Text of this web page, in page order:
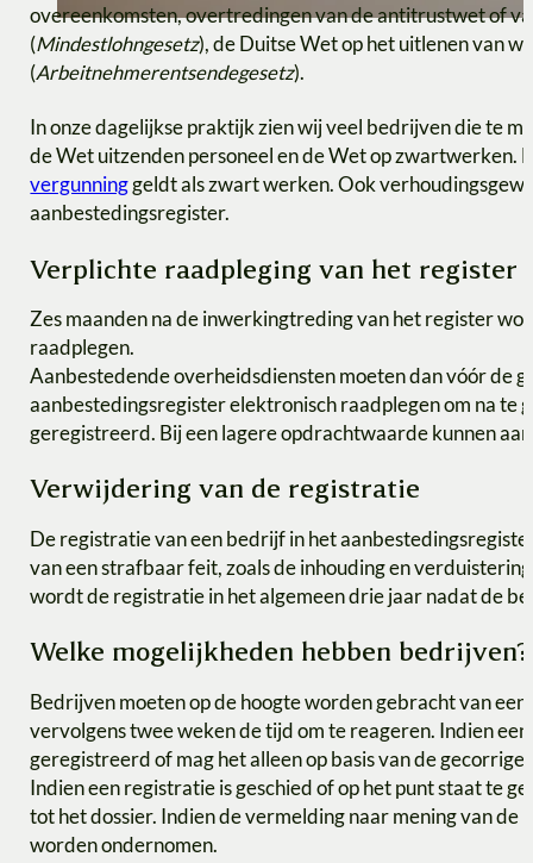
overeenkomsten, overtredingen van de antitrustwet of
(Mindestlohngesetz), de Duitse Wet op het uitlenen van
(Arbeitnehmerentsendegesetz).
In onze dagelijkse praktijk zien wij veel bedrijven die te
de Wet uitzenden personeel en de Wet op
vergunninggeldt als zwart werken. Ook
aanbestedingsregister.
Verplichte raadpleging van het register
Zes maanden na de inwerkingtreding van het register
raadplegen.
Aanbestedende overheidsdiensten moeten dan vóór de
aanbestedingsregister elektronisch raadplegen om na te
geregistreerd. Bij een lagere opdrachtwaarde kunnen
Verwijdering van de registratie
De registratie van een bedrijf in het
van een strafbaar feit, zoals de inhouding en
wordt de registratie in het algemeen drie jaar nadat de
Welke mogelijkheden hebben bedrijven?
Bedrijven moeten op de hoogte worden gebracht van
vervolgens twee weken de tijd om te reageren. Indien
geregistreerd of mag het alleen op basis van de
Indien een registratie is geschied of op het punt staat te
tot het dossier. Indien de vermelding naar mening van
worden ondernomen.